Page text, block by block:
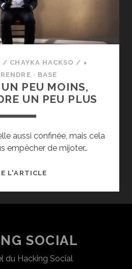
/ CHAYKA HACKSO / ⬧
· BASE
PEU MOINS,
UN PEU PLUS
aussi confinée, mais cela
empêcher de mijoter…
L'ARTICLE
UN
PEU
SOCIAL
du Hacking Social